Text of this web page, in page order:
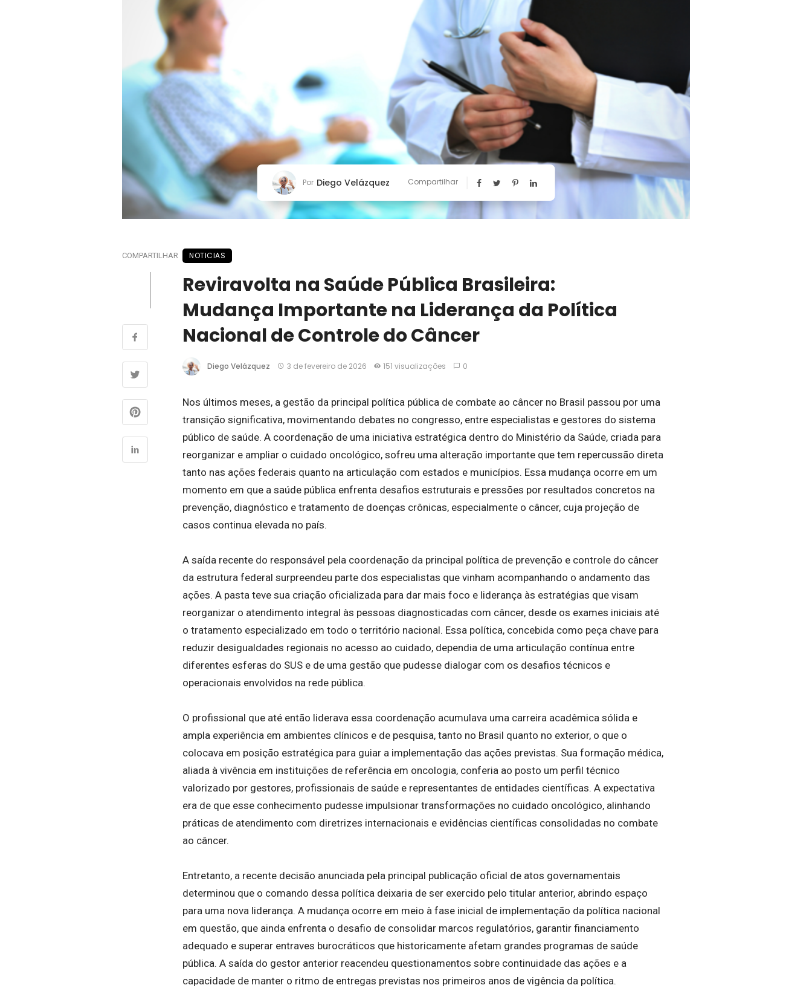
Por Diego Velázquez Compartilhar
COMPARTILHAR NOTICIAS
Reviravolta na Saúde Pública Brasileira:
Mudança Importante na Liderança da Política
Nacional de Controle do Câncer
Diego Velázquez 3 de fevereiro de 2026 151 visualizações 0
Nos últimos meses, a gestão da principal política pública de combate ao câncer no Brasil passou por uma
transição significativa, movimentando debates no congresso, entre especialistas e gestores do sistema
público de saúde. A coordenação de uma iniciativa estratégica dentro do Ministério da Saúde, criada para
reorganizar e ampliar o cuidado oncológico, sofreu uma alteração importante que tem repercussão direta
tanto nas ações federais quanto na articulação com estados e municípios. Essa mudança ocorre em um
momento em que a saúde pública enfrenta desafios estruturais e pressões por resultados concretos na
prevenção, diagnóstico e tratamento de doenças crônicas, especialmente o câncer, cuja projeção de
casos continua elevada no país.
A saída recente do responsável pela coordenação da principal política de prevenção e controle do câncer
da estrutura federal surpreendeu parte dos especialistas que vinham acompanhando o andamento das
ações. A pasta teve sua criação oficializada para dar mais foco e liderança às estratégias que visam
reorganizar o atendimento integral às pessoas diagnosticadas com câncer, desde os exames iniciais até
o tratamento especializado em todo o território nacional. Essa política, concebida como peça chave para
reduzir desigualdades regionais no acesso ao cuidado, dependia de uma articulação contínua entre
diferentes esferas do SUS e de uma gestão que pudesse dialogar com os desafios técnicos e
operacionais envolvidos na rede pública.
O profissional que até então liderava essa coordenação acumulava uma carreira acadêmica sólida e
ampla experiência em ambientes clínicos e de pesquisa, tanto no Brasil quanto no exterior, o que o
colocava em posição estratégica para guiar a implementação das ações previstas. Sua formação médica,
aliada à vivência em instituições de referência em oncologia, conferia ao posto um perfil técnico
valorizado por gestores, profissionais de saúde e representantes de entidades científicas. A expectativa
era de que esse conhecimento pudesse impulsionar transformações no cuidado oncológico, alinhando
práticas de atendimento com diretrizes internacionais e evidências científicas consolidadas no combate
ao câncer.
Entretanto, a recente decisão anunciada pela principal publicação oficial de atos governamentais
determinou que o comando dessa política deixaria de ser exercido pelo titular anterior, abrindo espaço
para uma nova liderança. A mudança ocorre em meio à fase inicial de implementação da política nacional
em questão, que ainda enfrenta o desafio de consolidar marcos regulatórios, garantir financiamento
adequado e superar entraves burocráticos que historicamente afetam grandes programas de saúde
pública. A saída do gestor anterior reacendeu questionamentos sobre continuidade das ações e a
capacidade de manter o ritmo de entregas previstas nos primeiros anos de vigência da política.